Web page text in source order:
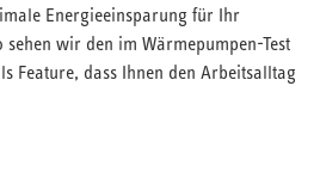
Energieeinsparung für Ihr
sehen wir den im Wärmepumpen-Test
Feature, dass Ihnen den Arbeitsalltag